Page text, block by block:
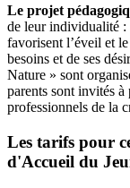
Le projet
de leur individualité :
favorisent l’éveil et
besoins et de ses
Nature » sont
parents sont invités
professionnels de la
Les tarifs pour
d'Accueil du